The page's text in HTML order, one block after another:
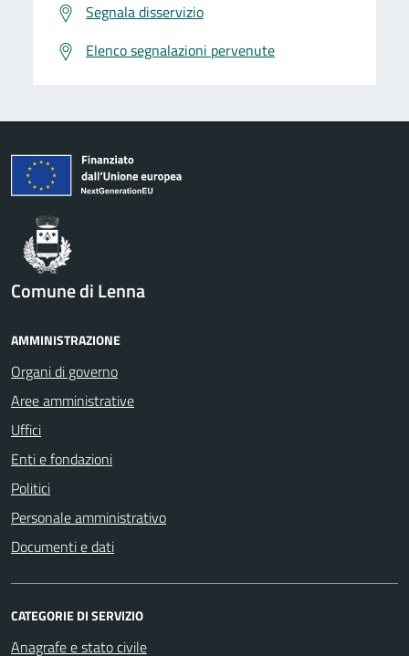
Segnala disservizio
Elenco segnalazioni pervenute
Comune di Lenna
AMMINISTRAZIONE
Organi di governo
Aree amministrative
Uffici
Enti e fondazioni
Politici
Personale amministrativo
Documenti e dati
CATEGORIE DI SERVIZIO
Anagrafe e stato civile